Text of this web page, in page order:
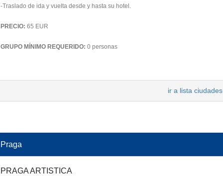
-Traslado de ida y vuelta desde y hasta su hotel.
PRECIO: 65 EUR
GRUPO MÍNIMO REQUERIDO: 0 personas
ir a lista ciudades
Praga
PRAGA ARTISTICA